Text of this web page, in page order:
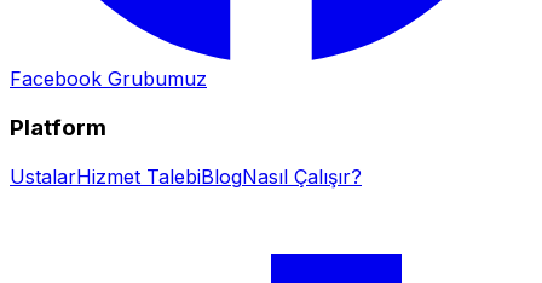
Facebook Grubumuz
Platform
UstalarHizmet TalebiBlogNasıl Çalışır?